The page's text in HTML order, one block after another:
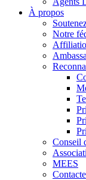
À propos
Notre
Conseil
MEES